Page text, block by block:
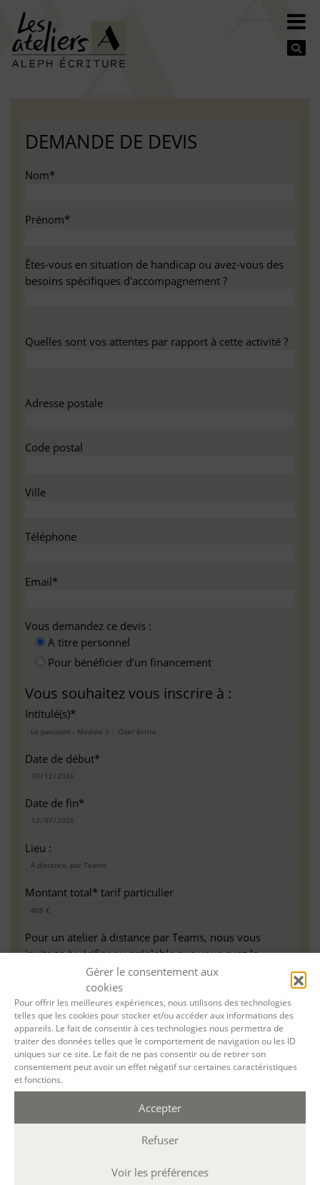
Gérer le consentement aux
cookies
Pour offrir les meilleures expériences, nous utilisons des technologies
telles que les cookies pour stocker et/ou accéder aux informations des
appareils. Le fait de consentir à ces technologies nous permettra de
traiter des données telles que le comportement de navigation ou les ID
uniques sur ce site. Le fait de ne pas consentir ou de retirer son
consentement peut avoir un effet négatif sur certaines caractéristiques
et fonctions.
Accepter
Refuser
Voir les préférences
DEMANDE DE DEVIS
Nom*
Prénom*
Êtes-vous en situation de handicap ou avez-vous des
besoins spécifiques d'accompagnement ?
Quelles sont vos attentes par rapport à cette activité ?
Adresse postale
Code postal
Ville
Téléphone
Email*
Vous demandez ce devis :
A titre personnel
Pour bénéficier d’un financement
Vous souhaitez vous inscrire à :
Intitulé(s)*
Date de début*
Date de fin*
Lieu :
Montant total* tarif particulier
Pour un atelier à distance par Teams, nous vous
invitons à vérifier au préalable que vous avez la
configuration minimale requise pour pouvoir travailler
dans les meilleures conditions : Configuration
matérielle requise pourMicrosoft Teams | Microsoft
Learn
Accessibilité : ALEPH-ÉCRITURE est sensible à l’inclusion des
personnes en situation de handicap. Si vous avez besoin
d’un aménagement spécifique de programme, n’hésitez pas
à nous contacter en amont de votre inscription afin
supports, accessibilité de nos salles).